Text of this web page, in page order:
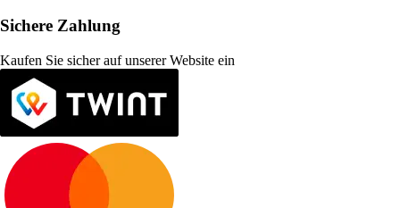
Sichere Zahlung
Kaufen Sie sicher auf unserer Website ein